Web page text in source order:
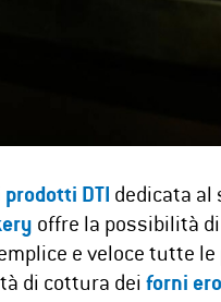
prodotti DTI
dedicata al
offre la possibilità
e veloce tutte le
di cottura dei forni